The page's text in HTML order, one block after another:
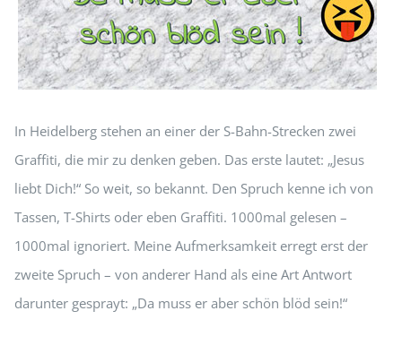
In Heidelberg stehen an einer der S-Bahn-Strecken zwei
Graffiti, die mir zu denken geben. Das erste lautet: „Jesus
liebt Dich!“ So weit, so bekannt. Den Spruch kenne ich von
Tassen, T-Shirts oder eben Graffiti. 1000mal gelesen –
1000mal ignoriert. Meine Aufmerksamkeit erregt erst der
zweite Spruch – von anderer Hand als eine Art Antwort
darunter gesprayt: „Da muss er aber schön blöd sein!“